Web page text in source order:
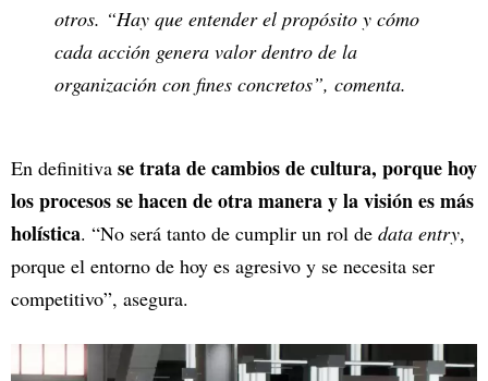
otros. “Hay que entender el propósito y cómo
cada acción genera valor dentro de la
organización con fines concretos”, comenta.
En definitiva se trata de cambios de cultura, porque hoy
los procesos se hacen de otra manera y la visión es más
holística. “No será tanto de cumplir un rol de data entry,
porque el entorno de hoy es agresivo y se necesita ser
competitivo”, asegura.